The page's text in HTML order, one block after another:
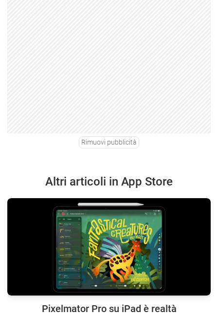
Rimuovi pubblicità
Altri articoli in App Store
Pixelmator Pro su iPad è realtà